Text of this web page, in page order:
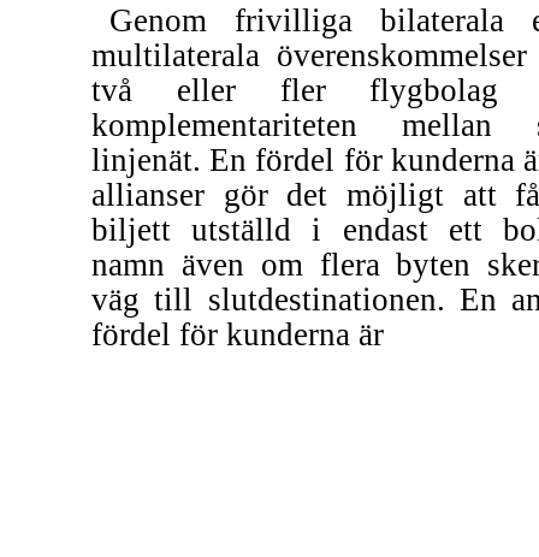
Genom frivilliga bilaterala
multilaterala
två eller fler flygbolag
komplementariteten mellan
linjenät. En fördel för kunderna
allianser gör det möjligt att
biljett utställd i endast ett
namn även om flera byten
väg till slutdestinationen. En
fördel för kunderna är